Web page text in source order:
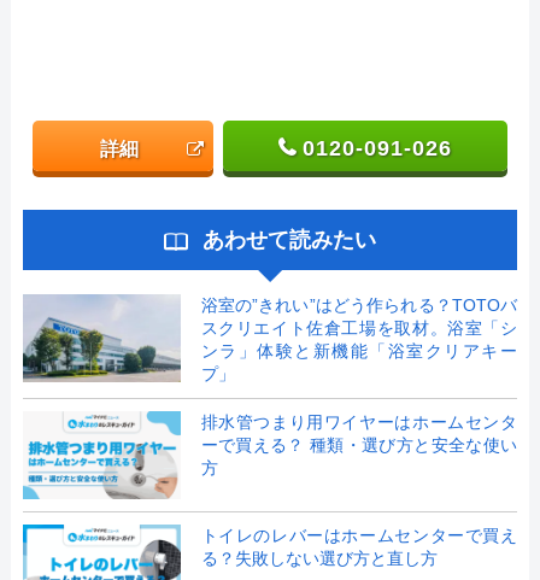
詳細 0120-091-026
あわせて読みたい
浴室の”きれい”はどう作られる？TOTOバ
スクリエイト佐倉工場を取材。浴室「シ
ンラ」体験と新機能「浴室クリアキー
プ」
排水管つまり用ワイヤーはホームセンタ
ーで買える？ 種類・選び方と安全な使い
方
トイレのレバーはホームセンターで買え
る？失敗しない選び方と直し方